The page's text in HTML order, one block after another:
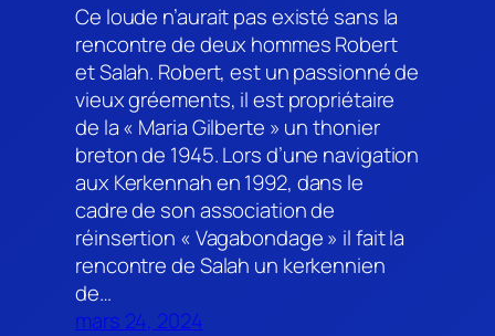
Ce loude n’aurait pas existé sans la
rencontre de deux hommes Robert
et Salah. Robert, est un passionné de
vieux gréements, il est propriétaire
de la « Maria Gilberte » un thonier
breton de 1945. Lors d’une navigation
aux Kerkennah en 1992, dans le
cadre de son association de
réinsertion « Vagabondage » il fait la
rencontre de Salah un kerkennien
de…
mars 24, 2024